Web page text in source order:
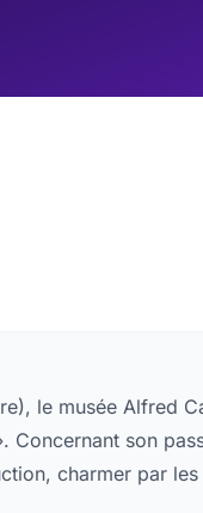
le musée Alfred
Concernant son
charmer par